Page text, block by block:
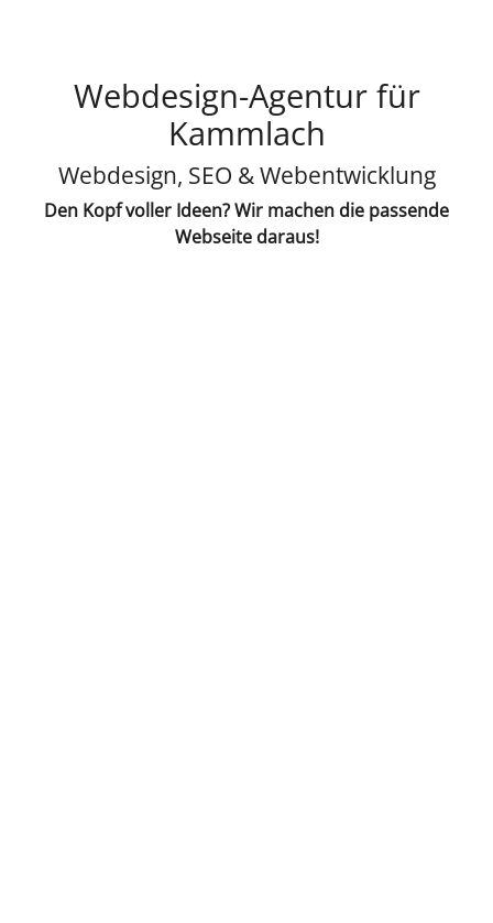
Webdesign-Agentur für
Kammlach
Webdesign, SEO & Webentwicklung
Den Kopf voller Ideen? Wir machen die passende
Webseite daraus!